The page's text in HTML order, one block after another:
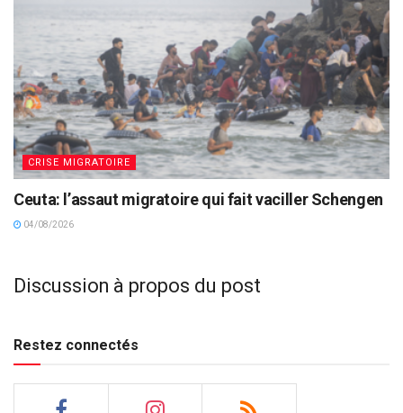
CRISE MIGRATOIRE
Ceuta: l’assaut migratoire qui fait vaciller Schengen
04/08/2026
Discussion à propos du post
Restez connectés